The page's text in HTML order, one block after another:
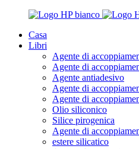
Casa
Libri
Agente di
Agente di
Agente antiadesivo
Agente di
Agente di
Olio siliconico
Silice pirogenica
Agente di
estere silicatico